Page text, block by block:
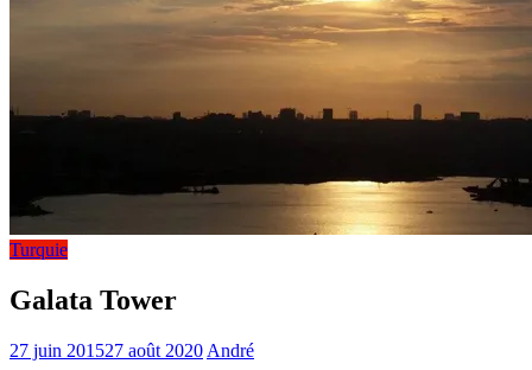
Turquie
Galata Tower
27 juin 201527 août 2020 André